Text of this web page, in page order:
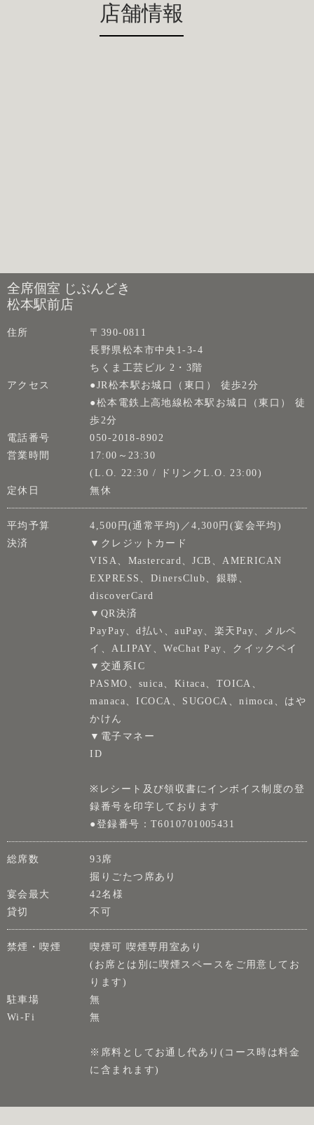
店舗情報
全席個室 じぶんどき
松本駅前店
住所
〒390-0811
長野県松本市中央1-3-4
ちくま工芸ビル 2・3階
アクセス
●JR松本駅お城口（東口） 徒歩2分
●松本電鉄上高地線松本駅お城口（東口） 徒
歩2分
電話番号
050-2018-8902
営業時間
17:00～23:30
(L.O. 22:30 / ドリンクL.O. 23:00)
定休日
無休
平均予算
4,500円(通常平均)／4,300円(宴会平均)
決済
▼クレジットカード
VISA、Mastercard、JCB、AMERICAN
EXPRESS、DinersClub、銀聯、
discoverCard
▼QR決済
PayPay、d払い、auPay、楽天Pay、メルペ
イ、ALIPAY、WeChat Pay、クイックペイ
▼交通系IC
PASMO、suica、Kitaca、TOICA、
manaca、ICOCA、SUGOCA、nimoca、はや
かけん
▼電子マネー
ID
※レシート及び領収書にインボイス制度の登
録番号を印字しております
●登録番号：T6010701005431
総席数
93席
掘りごたつ席あり
宴会最大
42名様
貸切
不可
禁煙・喫煙
喫煙可 喫煙専用室あり
(お席とは別に喫煙スペースをご用意してお
ります)
駐車場
無
Wi-Fi
無
※席料としてお通し代あり(コース時は料金
に含まれます)